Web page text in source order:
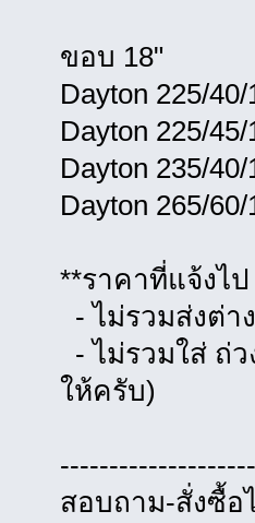
ขอบ 18"
Dayton 225/
Dayton 225/
Dayton 235/
Dayton 265/
**ราคาที่แจ้งไป
- ไม่รวมส่งต่า
- ไม่รวมใส่ ถ่
ให้ครับ)
สอบถาม-สั่งซื้อ